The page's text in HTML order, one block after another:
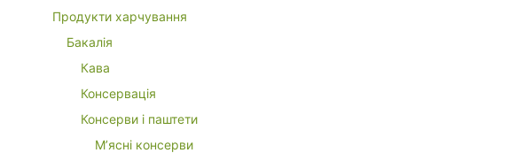
Продукти харчування
Бакалія
Кава
Консервація
Консерви і паштети
М’ясні консерви